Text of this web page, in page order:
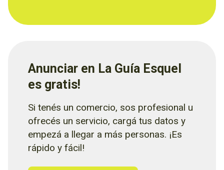
Anunciar en La Guía Esquel
es gratis!
Si tenés un comercio, sos profesional u
ofrecés un servicio, cargá tus datos y
empezá a llegar a más personas. ¡Es
rápido y fácil!